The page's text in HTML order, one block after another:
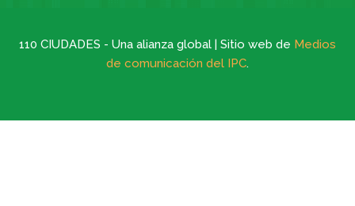
110 CIUDADES - Una alianza global | Sitio web de Medios
de comunicación del IPC.